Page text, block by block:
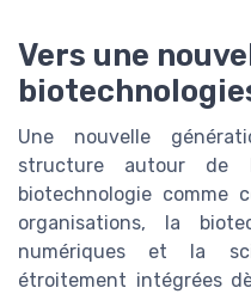
Vers une
Une nouvelle
structure autour de
biotechnologie comme
organisations, la
numériques et la
étroitement intégrées